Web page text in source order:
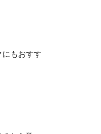
にもおすす